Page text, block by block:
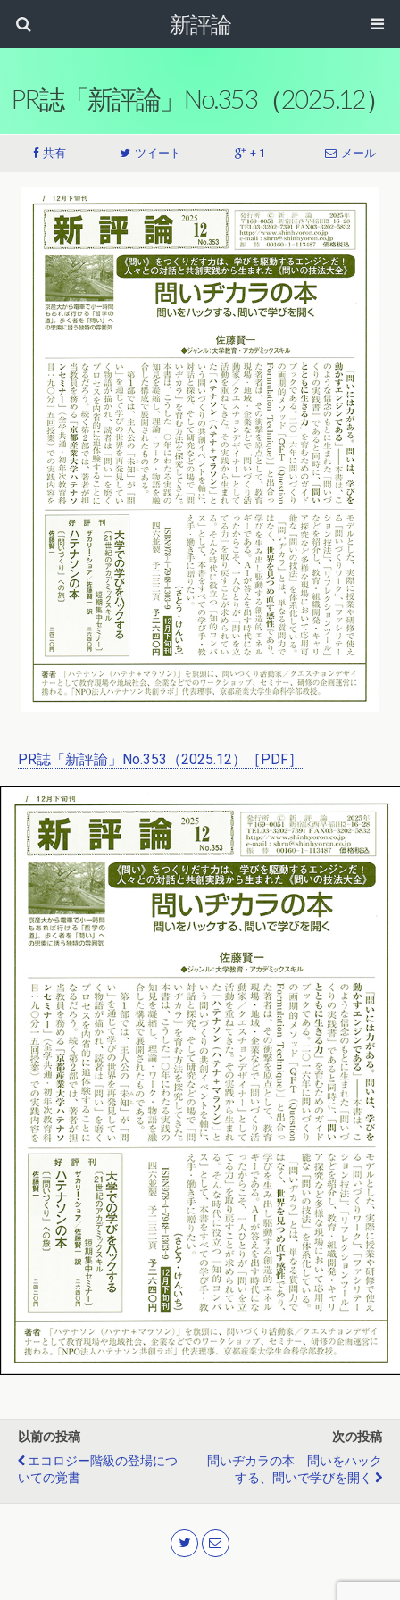
新評論
PR誌「新評論」No.353（2025.12）
共有 ツイート + 1 メール
PR誌「新評論」No.353（2025.12）［PDF］
以前の投稿
エコロジー階級の登場につ
いての覚書
次の投稿
問いヂカラの本 問いをハック
する、問いで学びを開く